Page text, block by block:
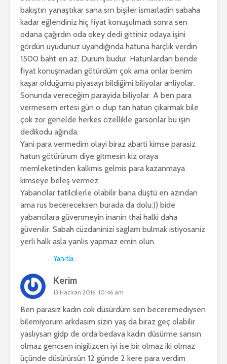
bakıştın yanaştıkar sana srn bişiler ismarladin sabaha
kadar eğlendiniz hiç fiyat konuşulmadı sonra sen
odana çağırdın oda okey dedi gittiniz odaya işini
gördün uyudunuz uyandığında hatuna harçlık verdin
1500 baht en az. Durum budur. Hatunlardan bende
fiyat konuşmadan götürdüm çok ama onlar benim
kaşar olduğumu piyasayı bildiğimi biliyolar anliyolar.
Sonunda vereceğim parayida biliyolar. A ben para
vermesem ertesi gün o clup tan hatun çıkarmak bile
çok zor genelde herkes özellikle garsonlar bu işin
dedikodu ağında.
Yani para vermedim olayi biraz abarti kimse parasiz
hatun götürürum diye gitmesin kiz oraya
memleketinden kalkmis gelmis para kazanmaya
kimseye beleş vermez.
Yabancilar tatilcilerle olabilir bana düştü en azından
ama rus becereceksen burada da dolu:)) bide
yabancilara güvenmeyin inanin thai halki daha
güvenilir. Sabah cüzdaninizi saglam bulmak istiyosaniz
yerli halk asla yanlis yapmaz emin olun.
Yanıtla
Kerim
13 Haziran 2016, 10:46 am
Ben parasız kadın cok düsürdüm sen beceremediysen
bilemiyorum arkdasım sizin yaş da biraz geç olabilir
yaslıysan gidp de orda bedava kadın düsürme sansın
olmaz gencsen inigilizcen iyi ise bir olmaz iki olmaz
üçünde düsürürsün 12 günde 2 kere para verdim